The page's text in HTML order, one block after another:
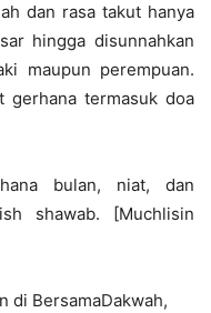
dan rasa takut hanya
hingga disunnahkan
maupun perempuan.
gerhana termasuk doa
bulan, niat, dan
shawab. [Muchlisin
di BersamaDakwah,